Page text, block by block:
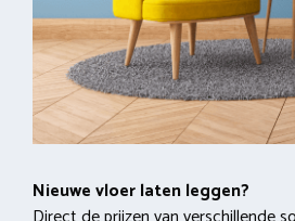
Nieuwe vloer laten leggen?